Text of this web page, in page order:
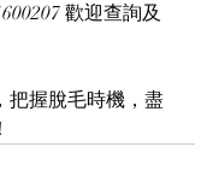
歡迎查詢及
把握脫毛時機，盡